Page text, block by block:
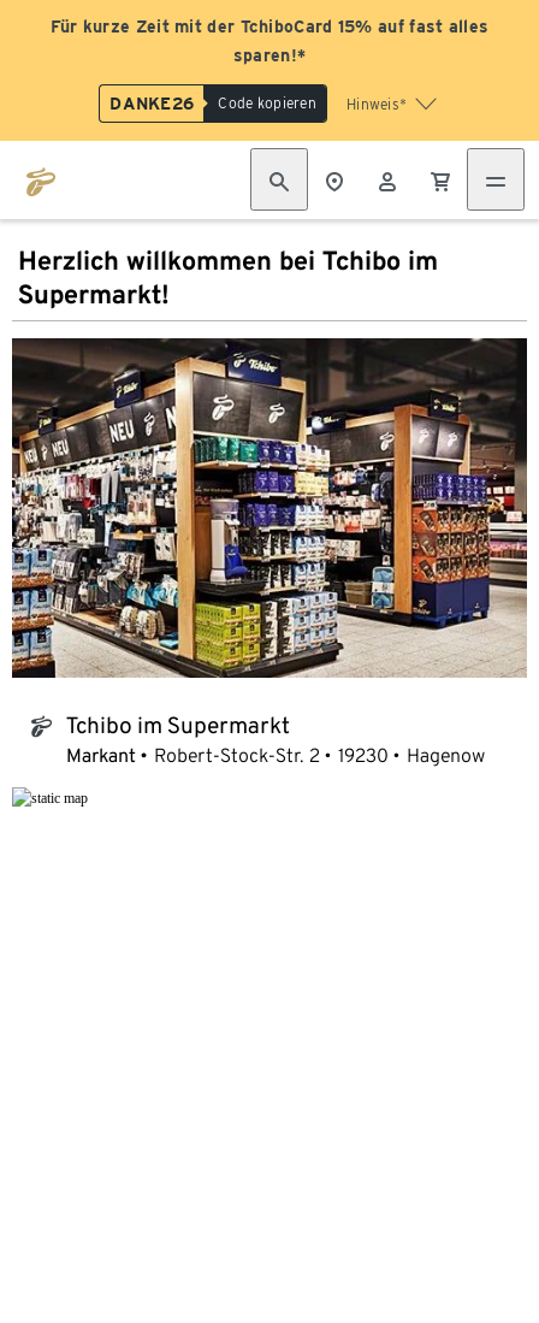
Für kurze Zeit mit der TchiboCard 15% auf fast alles
sparen!*
DANKE26 Code kopieren Hinweis*
Herzlich willkommen bei Tchibo im
Supermarkt!
tchibo_logo Tchibo im Supermarkt
Markant Robert-Stock-Str. 2 19230 Hagenow